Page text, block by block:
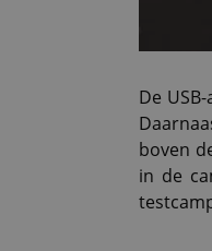
De
boven
in de